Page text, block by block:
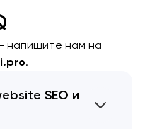
напишите нам на
.
SEO и